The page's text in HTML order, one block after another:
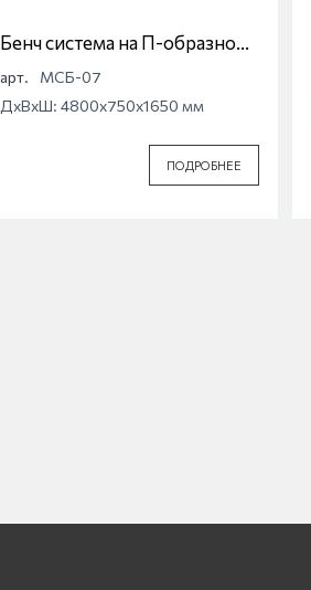
Бенч система на П-образной
опоре Магна МСБ-07
арт.
МСБ-07
ДхВхШ: 4800x750x1650 мм
ПОДРОБНЕЕ